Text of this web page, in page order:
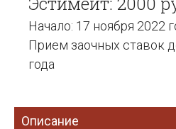
Начало: 17 ноября 2022
Прием заочных ставок
года
Описание